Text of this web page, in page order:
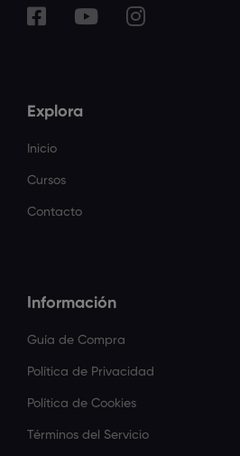
Explora
Inicio
Cursos
Contacto
Información
Guía de Compra
Política de Privacidad
Política de Cookies
Términos del Servicio